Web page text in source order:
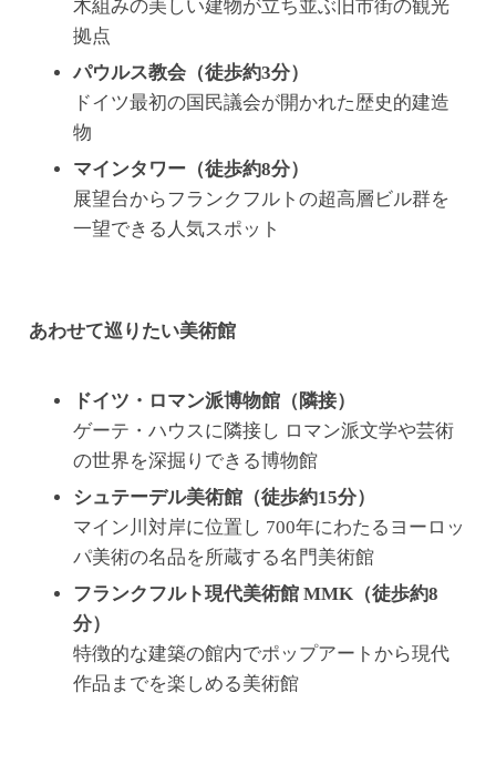
木組みの美しい建物が立ち並ぶ旧市街の観光
拠点
パウルス教会（徒歩約3分）
ドイツ最初の国民議会が開かれた歴史的建造
物
マインタワー（徒歩約8分）
展望台からフランクフルトの超高層ビル群を
一望できる人気スポット
あわせて巡りたい美術館
ドイツ・ロマン派博物館（隣接）
ゲーテ・ハウスに隣接し ロマン派文学や芸術
の世界を深掘りできる博物館
シュテーデル美術館（徒歩約15分）
マイン川対岸に位置し 700年にわたるヨーロッ
パ美術の名品を所蔵する名門美術館
フランクフルト現代美術館 MMK（徒歩約8
分）
特徴的な建築の館内でポップアートから現代
作品までを楽しめる美術館